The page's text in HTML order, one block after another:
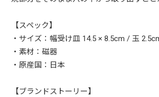
【スペック】
・サイズ：幅受け皿 14.5 × 8.5cm / 玉
・素材：磁器
・原産国：日本
【ブランドストーリー】